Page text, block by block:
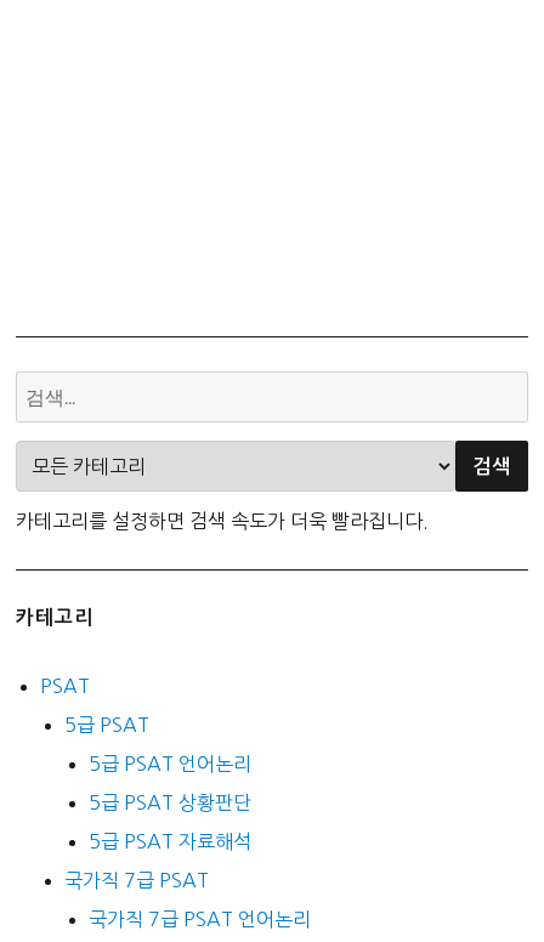
카테고리를 설정하면 검색 속도가 더욱 빨라집니다.
카테고리
PSAT
5급 PSAT
5급 PSAT 언어논리
5급 PSAT 상황판단
5급 PSAT 자료해석
국가직 7급 PSAT
국가직 7급 PSAT 언어논리